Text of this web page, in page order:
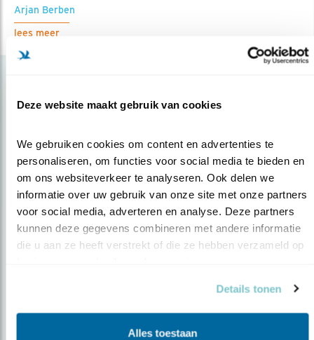
Deze website maakt gebruik van cookies
We gebruiken cookies om content en advertenties te
personaliseren, om functies voor social media te bieden en
om ons websiteverkeer te analyseren. Ook delen we
informatie over uw gebruik van onze site met onze partners
voor social media, adverteren en analyse. Deze partners
kunnen deze gegevens combineren met andere informatie
die u aan ze heeft verstrekt of die ze hebben verzameld op
Details tonen
Alles toestaan
Arjan Berben
lees meer
Op de hoogte blijven?
Meld je aan en ontvang nieuws, inspiratie, acties en tips
over vogels en activiteiten van Vogelbescherming.